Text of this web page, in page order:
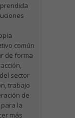
común
de forma
sector
trabajo
de
la
más